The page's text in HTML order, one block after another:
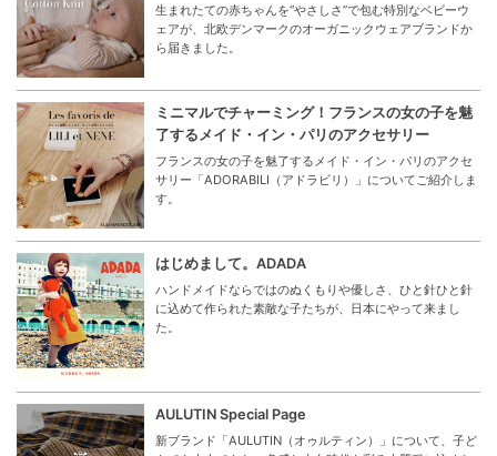
生まれたての赤ちゃんを“やさしさ”で包む特別なベビーウ
ェアが、北欧デンマークのオーガニックウェアブランドか
ら届きました。
ミニマルでチャーミング！フランスの女の子を魅
了するメイド・イン・パリのアクセサリー
フランスの女の子を魅了するメイド・イン・パリのアクセ
サリー「ADORABILI（アドラビリ）」についてご紹介しま
す。
はじめまして。ADADA
ハンドメイドならではのぬくもりや優しさ、ひと針ひと針
に込めて作られた素敵な子たちが、日本にやって来まし
た。
AULUTIN Special Page
新ブランド「AULUTIN（オゥルティン）」について、子ど